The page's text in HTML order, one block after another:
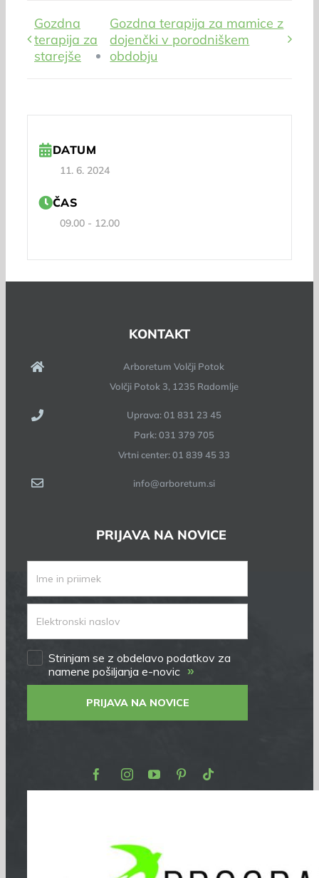
Gozdna
terapija za
starejše
Gozdna terapija za mamice z
dojenčki v porodniškem
obdobju
DATUM
11. 6. 2024
ČAS
09.00 - 12.00
KONTAKT
Arboretum Volčji Potok
Volčji Potok 3, 1235 Radomlje
Uprava: 01 831 23 45
Park: 031 379 705
Vrtni center: 01 839 45 33
info@arboretum.si
PRIJAVA NA NOVICE
Strinjam se z obdelavo podatkov za
namene pošiljanja e-novic »
PRIJAVA NA NOVICE
FacebookInstagram
YoutubePinterest